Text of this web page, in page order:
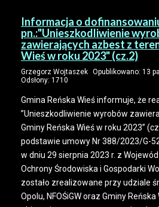
Informacja o
pn.:"Unieszkodliwienie
zawierających azbest z
Wieś w roku 2023" (cz.2)
Grzegorz Wojtaszek Opublikowano: 13
Odsłony: 1710
Gmina Reńska Wieś informuje, że
”Unieszkodliwienie wyrobów
Gminy Reńska Wieś w roku 2023”
podstawie umowy Nr 388/2023/G-
w dniu 29 sierpnia 2023 r. z
Ochrony Środowiska i Gospodarki
zostało zrealizowane przy udziale
Opolu, NFOŚiGW oraz Gminy